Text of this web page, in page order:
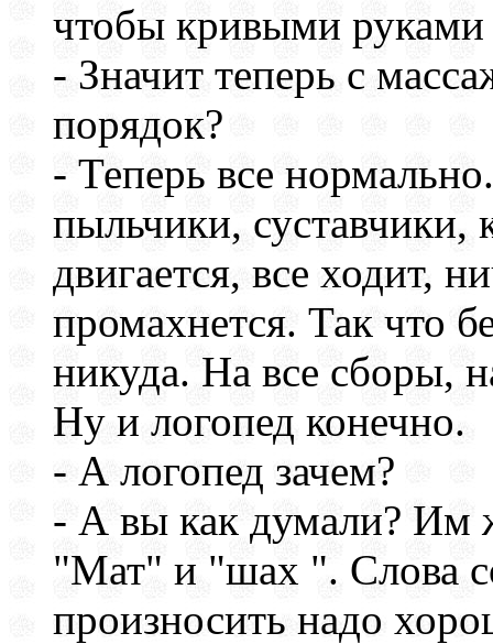
чтобы кривыми руками
- Значит теперь с
порядок?
- Теперь все
пыльчики, суставчики,
двигается, все ходит,
промахнется. Так что
никуда. На все сборы,
Ну и логопед конечно.
- А логопед зачем?
- А вы как думали? Им
"Мат" и "шах ". Слова
произносить надо